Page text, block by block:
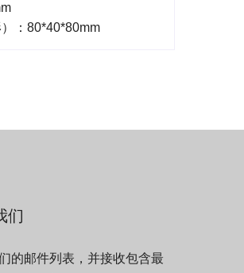
：80*40*80mm
们
的邮件列表，并接收包含最